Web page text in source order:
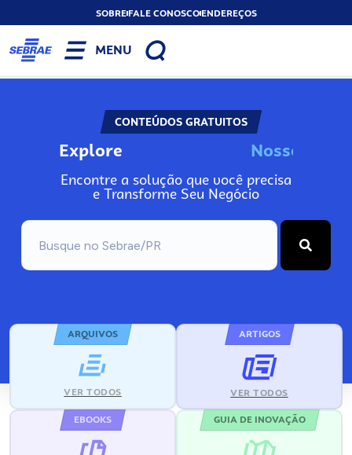
SOBREFALE CONOSCOENDEREÇOS
MENU
CONTEÚDOS GRATUITOS
Explore Nosso
Encontre a solução que você precisa
e Transforme Seu Negócio
ARQUIVOS
VER TODOS
ARTIGOS
VER TODOS
EBOOKS GUIA DE INOVAÇÃO